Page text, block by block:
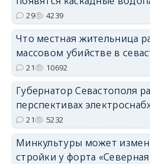
29 4239
Что местная жительница
массовом убийстве в
21 10692
Губернатор Севастополя
перспективах
21 5232
Минкультуры может
стройки у форта «Северная